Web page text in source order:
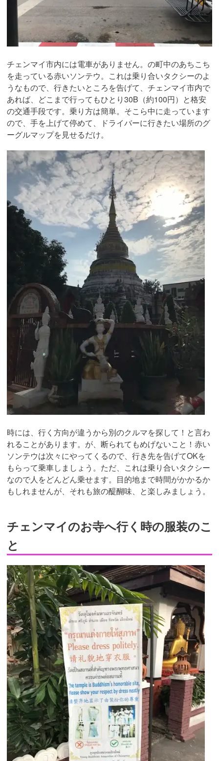
チェンマイ市内には電車がありません。の町中のあちこち
を走っている赤いソンテウ。これは乗り合いタクシーのよ
うなもので、行きたいところを告げて、チェンマイ市内で
あれば、どこまで行ってもひとり30B（約100円）と格安
の交通手段です。乗り方は簡単。そこら中に走っています
ので、手を上げて停めて、ドライバーに行きたい場所のグ
ーグルマップを見せるだけ。
時には、行く方向が違うから別のクルマを探して！と言わ
れることがあります。が、断られてもめげないこと！赤い
ソンテウは次々にやってくるので、行き先を告げてOKを
もらって乗車しましょう。ただ、これは乗り合いタクシー
なので人をどんどん乗せます。目的地まで時間がかかるか
もしれませんが、それも旅の醍醐味、と楽しみましょう。
チェンマイのお寺へ行く時の服装のこ
と